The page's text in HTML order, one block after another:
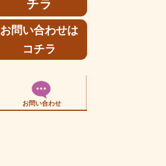
チラ
お問い合わせは
コチラ
お問い合わせ